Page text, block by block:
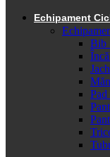
Echipament
Bib
Pad